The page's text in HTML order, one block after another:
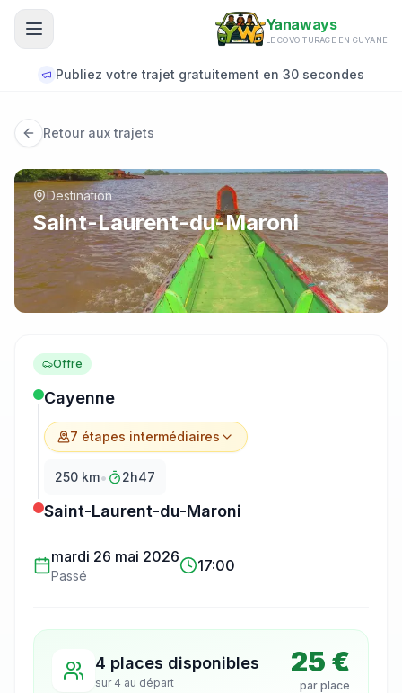
Aller au contenu principal
Yanaways
LE COVOITURAGE EN GUYANE
Publiez votre trajet gratuitement en 30 secondes
Retour aux trajets
Destination
Saint-Laurent-du-Maroni
Offre
Cayenne
7 étapes intermédiaires
250 km• 2h47
Saint-Laurent-du-Maroni
mardi 26 mai 2026
Passé
17:00
4 places disponibles
sur 4 au départ
25 €
par place